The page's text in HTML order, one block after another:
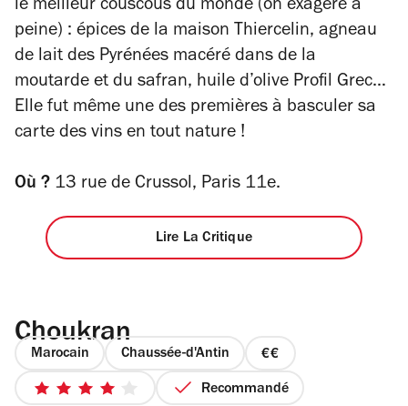
le meilleur couscous du monde (on exagère à
peine) : épices de la maison Thiercelin, agneau
de lait des Pyrénées macéré dans de la
moutarde et du safran, huile d’olive Profil Grec…
Elle fut même une des premières à basculer sa
carte des vins en tout nature !
Où ? 13 rue de Crussol, Paris 11e.
Lire La Critique
Choukran
Marocain Chaussée-d'Antin
prix
2
4
Recommandé